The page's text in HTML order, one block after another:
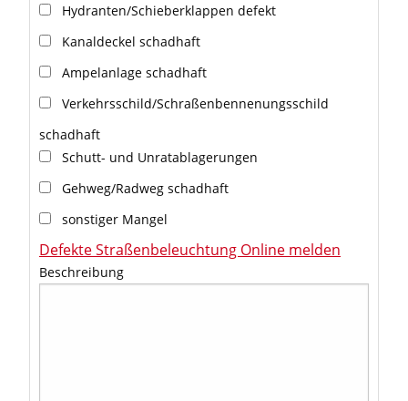
Hydranten/Schieberklappen defekt
Kanaldeckel schadhaft
Ampelanlage schadhaft
schadhaft
Schutt- und Unratablagerungen
Gehweg/Radweg schadhaft
sonstiger Mangel
Defekte Straßenbeleuchtung Online melden
Beschreibung